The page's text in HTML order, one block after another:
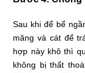
Sau khi để bể
măng và cát để
hợp này khô thì
không bị thất